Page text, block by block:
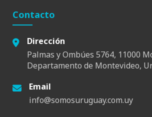
Contacto
Dirección
Palmas y Ombúes 5764, 11000
Departamento de Montevideo,
Email
info@somosuruguay.com.uy